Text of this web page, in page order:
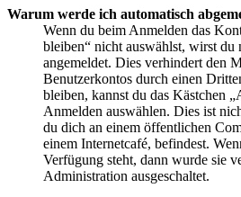
Warum werde ich automatisch
Wenn du beim Anmelden das
bleiben“ nicht auswählst, wirst du
angemeldet. Dies verhindert den
Benutzerkontos durch einen
bleiben, kannst du das Kästchen
Anmelden auswählen. Dies ist
du dich an einem öffentlichen
einem Internetcafé, befindest.
Verfügung steht, dann wurde sie
Administration ausgeschaltet.